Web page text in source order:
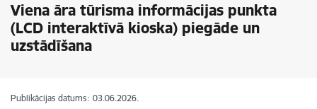
Viena āra tūrisma informācijas punkta
(LCD interaktīvā kioska) piegāde un
uzstādīšana
Publikācijas datums: 03.06.2026.